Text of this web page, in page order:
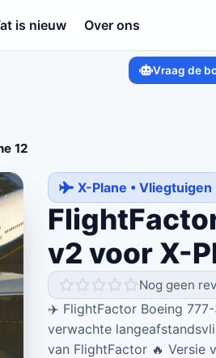
is nieuw Over ons
Vraag de
12
X-Plane • Vliegtuigen
v2 voor X-
Nog geen
✈️ FlightFactor Boeing
verwachte
van FlightFactor 🔥 Versie